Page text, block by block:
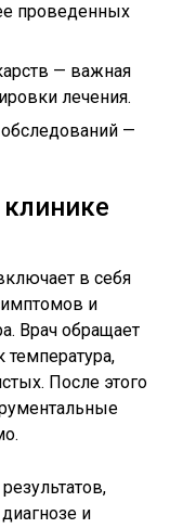
проведенных
— важная
лечения.
—
в себя
и
Врач обращает
температура,
После этого
и